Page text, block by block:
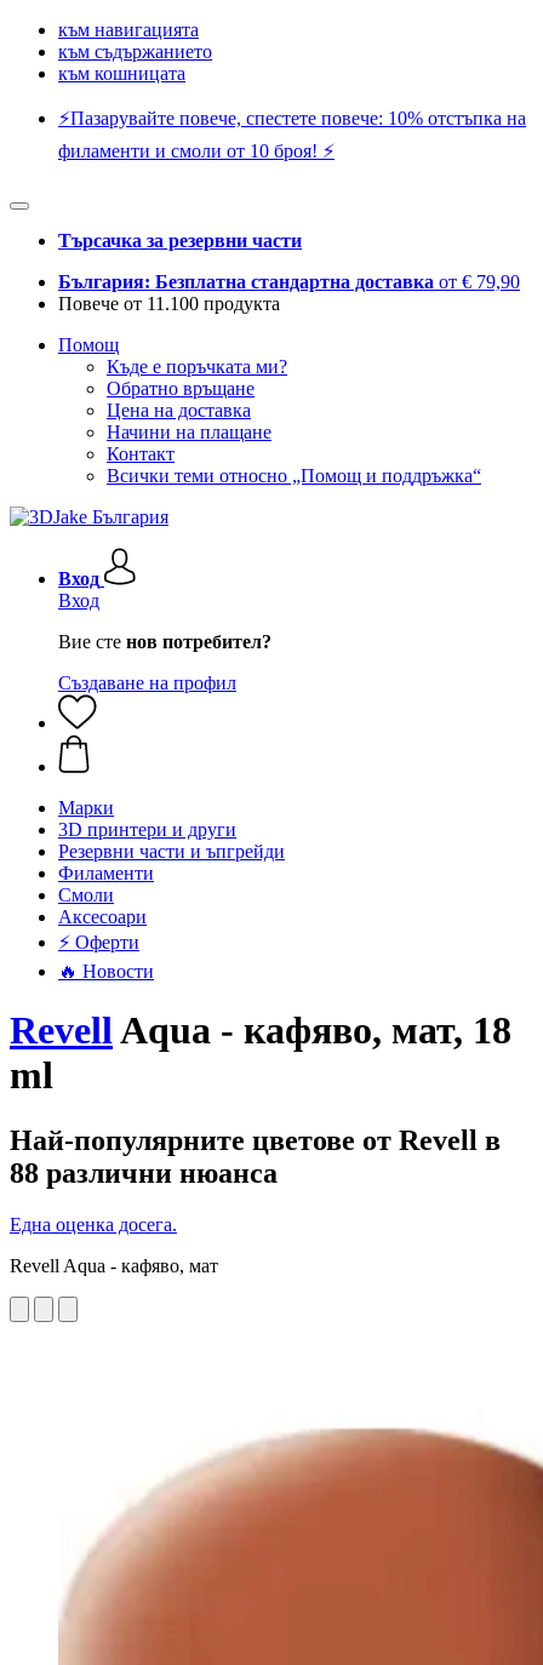
към навигацията
към съдържанието
към кошницата
⚡️Пазарувайте повече, спестете повече: 10% отстъпка на
филаменти и смоли от 10 броя! ⚡️
Търсачка за резервни части
България: Безплатна стандартна доставка от € 79,90
Повече от 11.100 продукта
Помощ
Къде е поръчката ми?
Обратно връщане
Цена на доставка
Начини на плащане
Контакт
Всички теми относно „Помощ и поддръжка“
Вход
Вход
Вие сте нов потребител?
Създаване на профил
Mарки
3D принтери и други
Резервни части и ъпгрейди
Филаменти
Смоли
Аксесоари
⚡ Оферти
🔥 Новости
RevellAqua - кафяво, мат, 18
ml
Най-популярните цветове от Revell в
88 различни нюанса
Една оценка досега.
Revell Aqua - кафяво, мат